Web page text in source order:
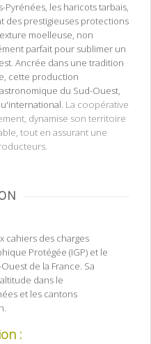
Pyrénées, les haricots tarbais,
des prestigieuses protections
moelleuse, non
parfait pour sublimer un
Ancrée dans une tradition
cette production
du Sud-Ouest,
La coopérative
dynamise son territoire
tout en assurant une
cahiers des charges
Protégée (IGP) et le
de la France. Sa
dans le
et les cantons
: